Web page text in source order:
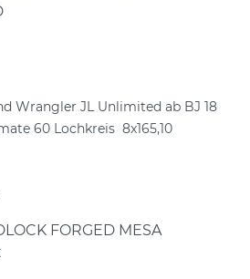
Wrangler JL Unlimited ab BJ 18
60 Lochkreis 8x165,10
FORGED MESA